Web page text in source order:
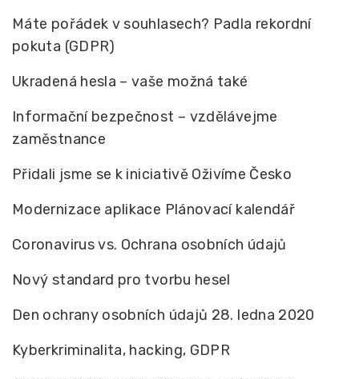
Máte pořádek v souhlasech? Padla rekordní
pokuta (GDPR)
Ukradená hesla – vaše možná také
Informační bezpečnost – vzdělávejme
zaměstnance
Přidali jsme se k iniciativě Oživíme Česko
Modernizace aplikace Plánovací kalendář
Coronavirus vs. Ochrana osobních údajů
Nový standard pro tvorbu hesel
Den ochrany osobních údajů 28. ledna 2020
Kyberkriminalita, hacking, GDPR